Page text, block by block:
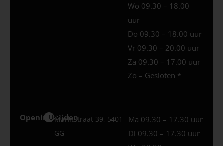
Wo 09.30 – 18.00
uur
Do 09.30 – 18.00 uur
Vr 09.30 – 20.00 uur
Za 09.30 – 17.00 uur
Zo – Gesloten *
Openingstijden
Uden
Marktstraat 39, 5401
GG
Ma 09.30 – 17.30 uur
Di 09.30 – 17.30 uur